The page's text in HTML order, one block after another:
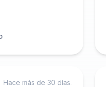
Hace más de 30 días.